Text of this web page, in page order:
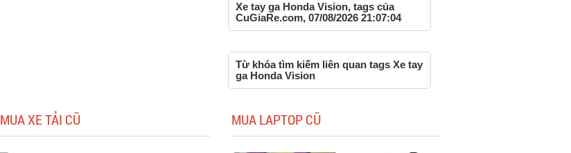
Xe tay ga Honda Vision, tags của
CuGiaRe.com, 07/08/2026 21:07:04
Từ khóa tìm kiếm liên quan tags Xe tay
ga Honda Vision
MUA XE TẢI CŨ MUA LAPTOP CŨ